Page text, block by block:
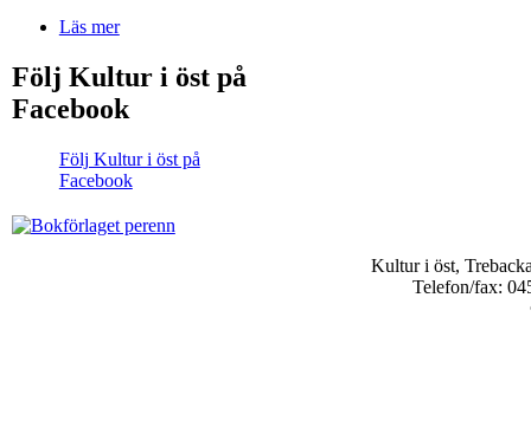
Läs mer
Följ Kultur i öst på
Facebook
Följ Kultur i öst på
Facebook
Kultur i öst,
Telefon/fax: